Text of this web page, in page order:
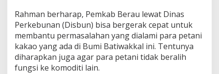
Rahman berharap, Pemkab Berau lewat Dinas
Perkebunan (Disbun) bisa bergerak cepat untuk
membantu permasalahan yang dialami para petani
kakao yang ada di Bumi Batiwakkal ini. Tentunya
diharapkan juga agar para petani tidak beralih
fungsi ke komoditi lain.